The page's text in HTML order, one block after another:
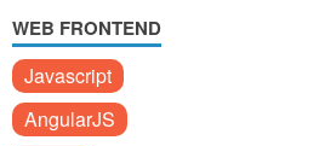
WEB FRONTEND
Javascript
AngularJS